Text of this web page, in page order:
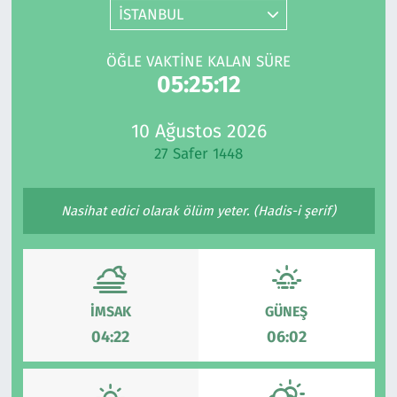
İSTANBUL
ÖĞLE VAKTINE KALAN SÜRE
05:25:12
10 Ağustos 2026
27 Safer 1448
Nasihat edici olarak ölüm yeter. (Hadis-i şerif)
İMSAK
04:22
GÜNEŞ
06:02
Kültür Sanat
Lezzet Durağı
Otomobil
Ramazan